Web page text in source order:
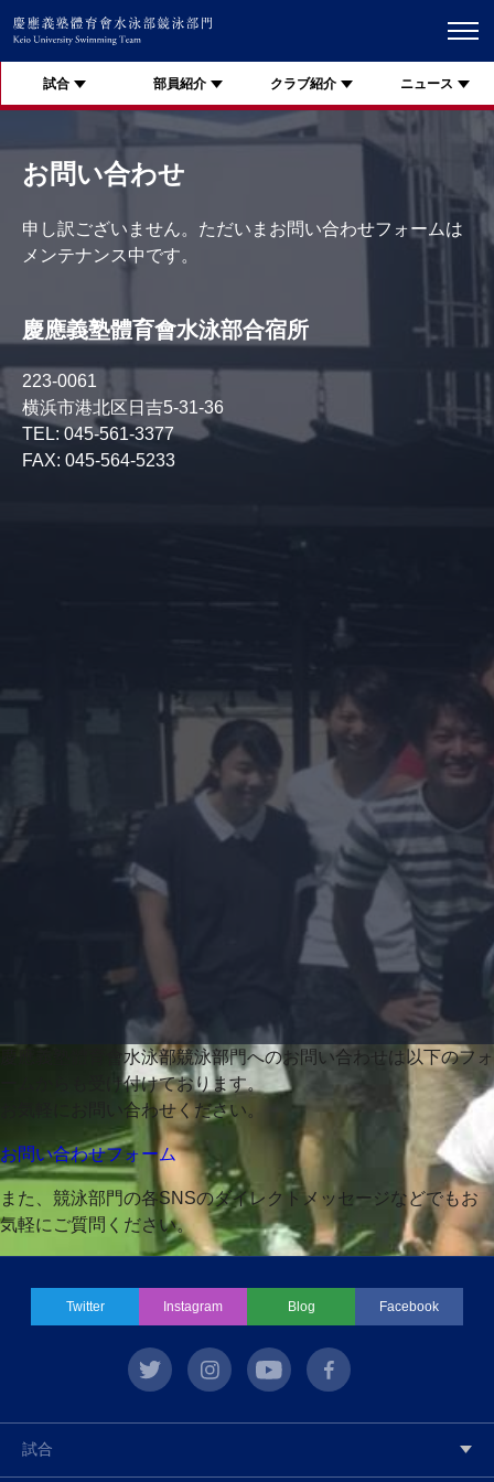
試合 部員紹介 クラブ紹介 ニュース
お問い合わせ
申し訳ございません。ただいまお問い合わせフォームは
メンテナンス中です。
慶應義塾體育會水泳部合宿所
223-0061
横浜市港北区日吉5-31-36
TEL: 045-561-3377
FAX: 045-564-5233
慶應義塾體育會水泳部競泳部門へのお問い合わせは以下のフォ
ームからも受け付けております。
お気軽にお問い合わせください。
お問い合わせフォーム
また、競泳部門の各SNSのダイレクトメッセージなどでもお
気軽にご質問ください。
試合
Twitter Instagram Blog Facebook
twitter instagramyoutube